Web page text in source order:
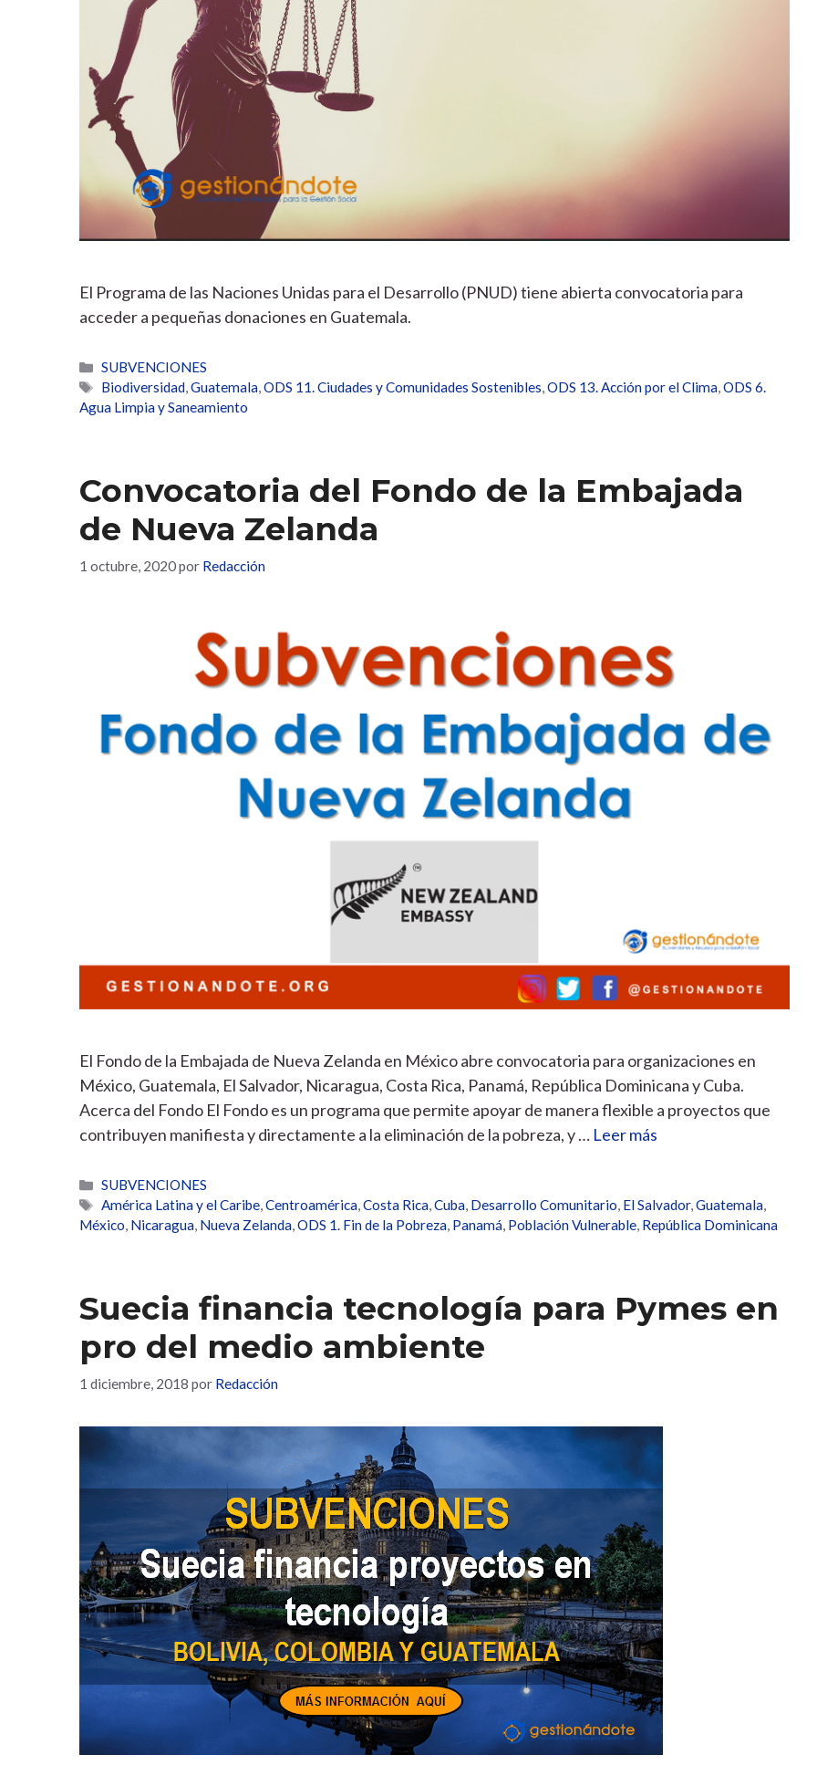
El Programa de las Naciones Unidas para el Desarrollo (PNUD) tiene abierta convocatoria para
acceder a pequeñas donaciones en Guatemala.
Categorías
SUBVENCIONES
Etiquetas
Biodiversidad,Guatemala,ODS 11. Ciudades y Comunidades Sostenibles,ODS 13. Acción por el Clima,ODS 6.
Agua Limpia y Saneamiento
Convocatoria del Fondo de la Embajada
de Nueva Zelanda
1 octubre, 2020por Redacción
El Fondo de la Embajada de Nueva Zelanda en México abre convocatoria para organizaciones en
México, Guatemala, El Salvador, Nicaragua, Costa Rica, Panamá, República Dominicana y Cuba.
Acerca del Fondo El Fondo es un programa que permite apoyar de manera flexible a proyectos que
contribuyen manifiesta y directamente a la eliminación de la pobreza, y … Leer más
Categorías
SUBVENCIONES
Etiquetas
América Latina y el Caribe,Centroamérica,Costa Rica,Cuba, Desarrollo Comunitario, El Salvador,Guatemala,
México, Nicaragua, Nueva Zelanda,ODS 1. Fin de la Pobreza, Panamá, Población Vulnerable, República Dominicana
Suecia financia tecnología para Pymes en
pro del medio ambiente
1 diciembre, 2018 por Redacción